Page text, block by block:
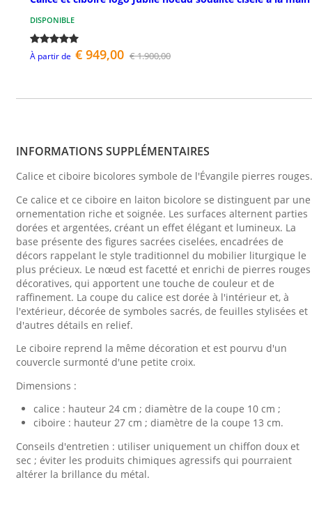
DISPONIBLE
À partir de € 949,00 € 1.900,00
INFORMATIONS SUPPLÉMENTAIRES
Calice et ciboire bicolores symbole de l'Évangile pierres rouges.
Ce calice et ce ciboire en laiton bicolore se distinguent par une
ornementation riche et soignée. Les surfaces alternent parties
dorées et argentées, créant un effet élégant et lumineux. La
base présente des figures sacrées ciselées, encadrées de
décors rappelant le style traditionnel du mobilier liturgique le
plus précieux. Le nœud est facetté et enrichi de pierres rouges
décoratives, qui apportent une touche de couleur et de
raffinement. La coupe du calice est dorée à l'intérieur et, à
l'extérieur, décorée de symboles sacrés, de feuilles stylisées et
d'autres détails en relief.
Le ciboire reprend la même décoration et est pourvu d'un
couvercle surmonté d'une petite croix.
Dimensions :
calice : hauteur 24 cm ; diamètre de la coupe 10 cm ;
ciboire : hauteur 27 cm ; diamètre de la coupe 13 cm.
Conseils d'entretien : utiliser uniquement un chiffon doux et
sec ; éviter les produits chimiques agressifs qui pourraient
altérer la brillance du métal.